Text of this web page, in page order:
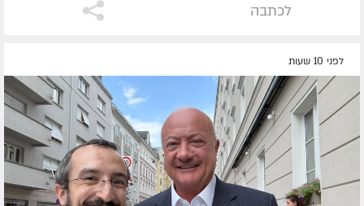
לכתבה
לפני 10 שעות